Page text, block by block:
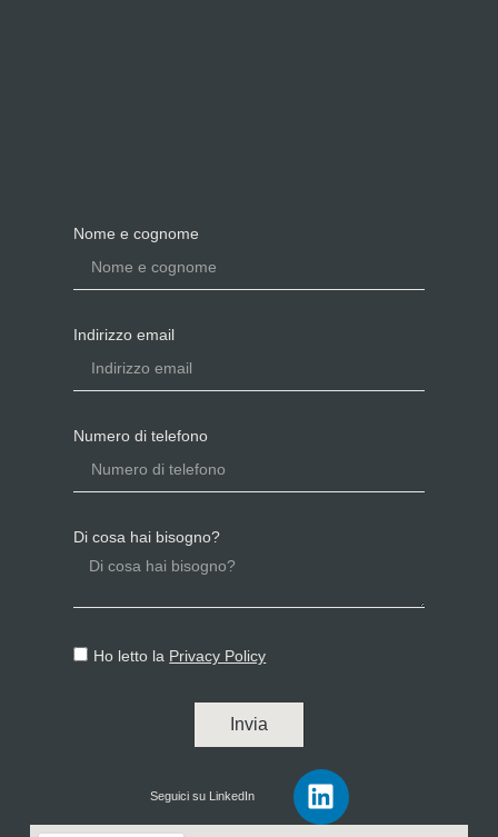
Nome e cognome
Indirizzo email
Numero di telefono
Di cosa hai bisogno?
Ho letto la Privacy Policy
Invia
Seguici su LinkedIn